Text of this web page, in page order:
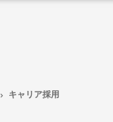
キャリア採用